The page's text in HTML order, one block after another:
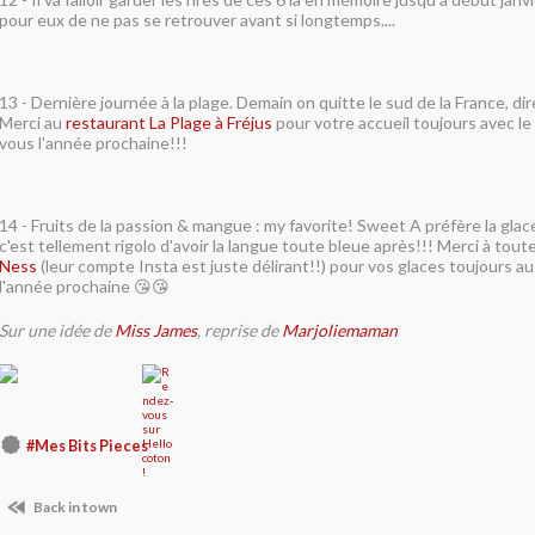
pour eux de ne pas se retrouver avant si longtemps....
13 - Dernière journée à la plage. Demain on quitte le sud de la France,
Merci au restaurant La Plage à Fréjus pour votre accueil toujours avec
vous l'année prochaine!!!
14 - Fruits de la passion & mangue : my favorite! Sweet A préfère la
c'est tellement rigolo d'avoir la langue toute bleue après!!! Merci à
Ness (leur compte Insta est juste délirant!!) pour vos glaces toujours
l'année prochaine 😘😘
Sur une idée deMiss James, reprise deMarjoliemaman
#Mes Bits Pieces
Back in town